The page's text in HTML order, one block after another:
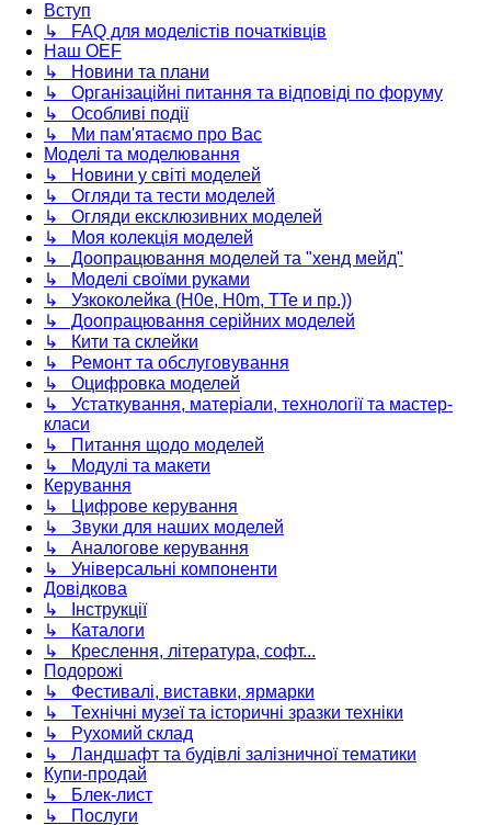
Вступ
↳ FAQ для моделістів початківців
Наш OEF
↳ Новини та плани
↳ Організаційні питання та відповіді по форуму
↳ Особливі події
↳ Ми пам'ятаємо про Вас
Моделі та моделювання
↳ Новини у світі моделей
↳ Огляди та тести моделей
↳ Огляди ексклюзивних моделей
↳ Моя колекція моделей
↳ Доопрацювання моделей та "хенд мейд"
↳ Моделі своїми руками
↳ Узкоколейка (H0e, H0m, TTe и пр.))
↳ Доопрацювання серійних моделей
↳ Кити та склейки
↳ Ремонт та обслуговування
↳ Оцифровка моделей
↳ Устаткування, матеріали, технології та мастер-
класи
↳ Питання щодо моделей
↳ Модулі та макети
Керування
↳ Цифрове керування
↳ Звуки для наших моделей
↳ Аналогове керування
↳ Універсальні компоненти
Довідкова
↳ Інструкції
↳ Каталоги
↳ Креслення, література, софт...
Подорожі
↳ Фестивалі, виставки, ярмарки
↳ Технічні музеї та історичні зразки техніки
↳ Рухомий склад
↳ Ландшафт та будівлі залізничної тематики
Купи-продай
↳ Блек-лист
↳ Послуги